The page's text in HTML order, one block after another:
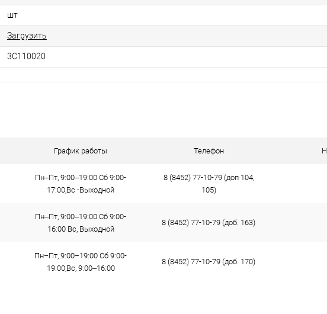
шт
Загрузить
3С110020
График работы Телефон
Пн–Пт, 9:00–19:00 Сб 9:00-
17:00,Вс -Выходной
8 (8452) 77-10-79 (доп 104,
105)
Пн–Пт, 9:00–19:00 Сб 9:00-
16:00 Вс, Выходной
8 (8452) 77-10-79 (доб. 163)
Пн−Пт, 9:00−19:00 Сб 9:00-
19:00,Вс, 9:00–16:00
8 (8452) 77-10-79 (доб. 170)